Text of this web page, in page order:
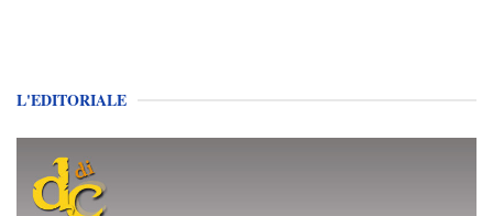
L'EDITORIALE